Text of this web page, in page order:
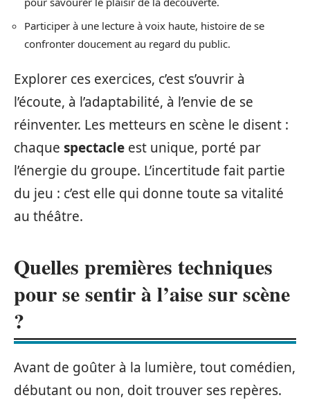
Participer à une lecture à voix haute, histoire de se
confronter doucement au regard du public.
Explorer ces exercices, c’est s’ouvrir à
l’écoute, à l’adaptabilité, à l’envie de se
réinventer. Les metteurs en scène le disent :
chaque spectacle est unique, porté par
l’énergie du groupe. L’incertitude fait partie
du jeu : c’est elle qui donne toute sa vitalité
au théâtre.
Quelles premières techniques
pour se sentir à l’aise sur scène
?
Avant de goûter à la lumière, tout comédien,
débutant ou non, doit trouver ses repères.